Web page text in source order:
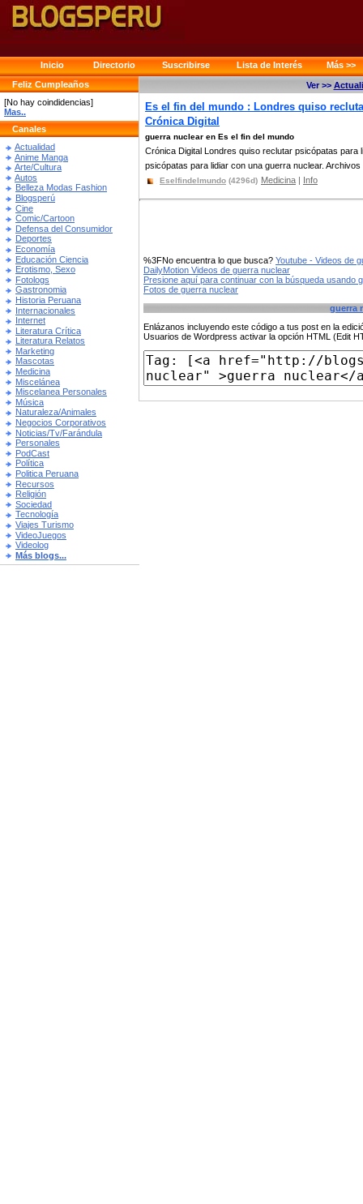
Inicio Directorio Suscribirse Lista de Interés
Más >>
Feliz Cumpleaños
[No hay coindidencias]
Mas..
Canales
Actualidad
Anime Manga
Arte/Cultura
Autos
Belleza Modas Fashion
Blogsperú
Cine
Comic/Cartoon
Defensa del Consumidor
Deportes
Economía
Educación Ciencia
Erotismo, Sexo
Fotologs
Gastronomia
Historia Peruana
Internacionales
Internet
Literatura Crítica
Literatura Relatos
Marketing
Mascotas
Medicina
Miscelánea
Miscelanea Personales
Música
Naturaleza/Animales
Negocios Corporativos
Noticias/Tv/Farándula
Personales
PodCast
Política
Politica Peruana
Recursos
Religión
Sociedad
Tecnología
Viajes Turismo
VideoJuegos
Videolog
Más blogs...
Ver >>
Es el fin del mundo : Londres quiso
Crónica Digital
guerra nuclear en Es el fin del mundo
Crónica Digital Londres quiso reclutar psicópatas
psicópatas para lidiar con una guerra nuclear. Archivos
Eselfindelmundo (4296d) Medicina | Info
%3FNo encuentra lo que busca? Youtube - Videos de
DailyMotion Videos de guerra nuclear
Presione aquí para continuar con la búsqueda usando
Fotos de guerra nuclear
guerra
Enlázanos incluyendo este código a tus post en la
Usuarios de Wordpress activar la opción HTML (Edit